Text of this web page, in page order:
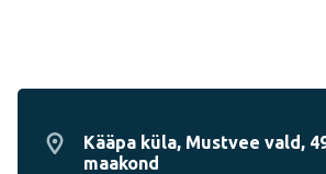
Kääpa küla, Mustvee vald,
maakond